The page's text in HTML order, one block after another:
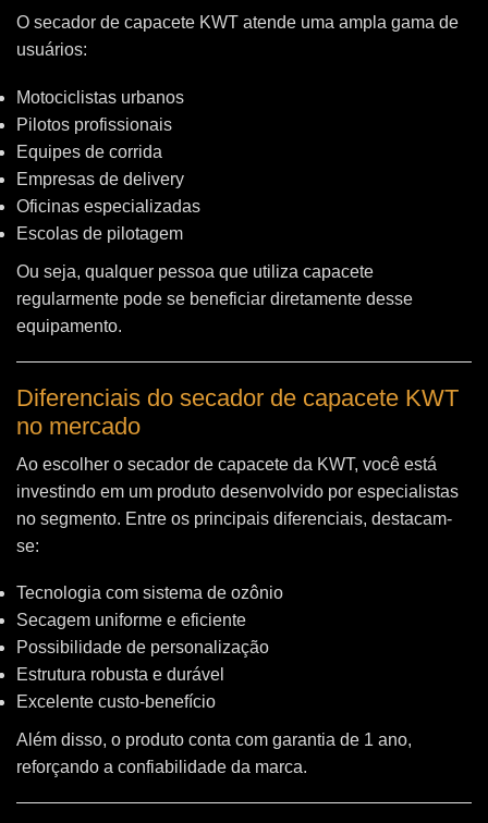
O secador de capacete KWT atende uma ampla gama de
usuários:
Motociclistas urbanos
Pilotos profissionais
Equipes de corrida
Empresas de delivery
Oficinas especializadas
Escolas de pilotagem
Ou seja, qualquer pessoa que utiliza capacete
regularmente pode se beneficiar diretamente desse
equipamento.
Diferenciais do secador de capacete KWT
no mercado
Ao escolher o secador de capacete da KWT, você está
investindo em um produto desenvolvido por especialistas
no segmento. Entre os principais diferenciais, destacam-
se:
Tecnologia com sistema de ozônio
Secagem uniforme e eficiente
Possibilidade de personalização
Estrutura robusta e durável
Excelente custo-benefício
Além disso, o produto conta com garantia de 1 ano,
reforçando a confiabilidade da marca.